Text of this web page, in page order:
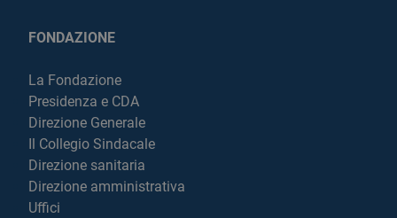
FONDAZIONE
La Fondazione
Presidenza e CDA
Direzione Generale
Il Collegio Sindacale
Direzione sanitaria
Direzione amministrativa
Uffici